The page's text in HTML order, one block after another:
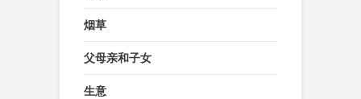
烟草
父母亲和子女
生意